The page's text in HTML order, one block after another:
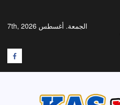
الجمعة. أغسطس 7th, 2026
F